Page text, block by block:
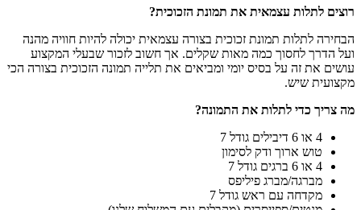
רוצים לתלות עצמאית את תמונת הזכוכית?
הבחירה לתלות תמונת זכוכית בצורה עצמאית יכולה להיות חוויה מהנה
ועל הדרך לחסוך כמה מאות שקלים. אך חשוב לזכור שבעלי המקצוע
עושים את זה על בסיס יומי ומביאים את תלייה תמונה הזכוכית בצורה הכי
מקצועית שיש.
מה צריך כדי לתלות את התמונה?
4 או 6 דיבילים גודל 7
טוש ארוך ודק לסימון
4 או 6 ברגים גודל 7
מברגה/מברג פיליפס
מקדחה עם ראש גודל 7